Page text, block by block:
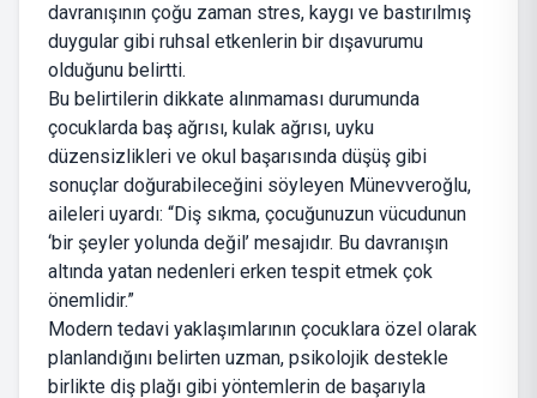
davranışının çoğu zaman stres, kaygı ve bastırılmış
duygular gibi ruhsal etkenlerin bir dışavurumu
olduğunu belirtti.
Bu belirtilerin dikkate alınmaması durumunda
çocuklarda baş ağrısı, kulak ağrısı, uyku
düzensizlikleri ve okul başarısında düşüş gibi
sonuçlar doğurabileceğini söyleyen Münevveroğlu,
aileleri uyardı: “Diş sıkma, çocuğunuzun vücudunun
‘bir şeyler yolunda değil’ mesajıdır. Bu davranışın
altında yatan nedenleri erken tespit etmek çok
önemlidir.”
Modern tedavi yaklaşımlarının çocuklara özel olarak
planlandığını belirten uzman, psikolojik destekle
birlikte diş plağı gibi yöntemlerin de başarıyla